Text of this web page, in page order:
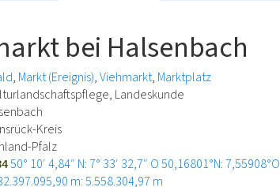
bei Halsenbach
Markt (Ereignis) Viehmarkt Marktplatz
Landeskunde
Kreis
Pfalz
50° 10′ 4,84″ N: 7° 33′ 32,7″ O50,16801°N: 7,55908°O
m: 5.558.304,97 m